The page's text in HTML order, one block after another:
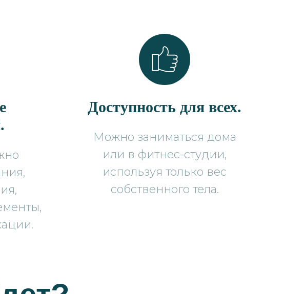
Доступность для всех.
Можно заниматься дома
или в фитнес-студии,
используя только вес
собственного тела.